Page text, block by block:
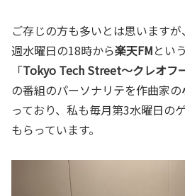
ご存じの方も多いとは思います
週水曜日の18時から楽天FMとい
「Tokyo Tech Street～クレオフ
の番組のパーソナリテを作曲家の
っており、私も毎月第3水曜日の
もらっています。